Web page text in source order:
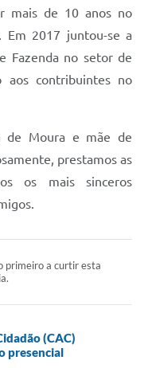
mais de 10 anos no
Em 2017 juntou-se a
Fazenda no setor de
aos contribuintes no
de Moura e mãe de
prestamos as
os mais sinceros
primeiro a curtir esta
(CAC)
presencial